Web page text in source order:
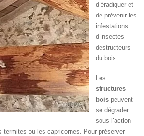
d’éradiquer et
de prévenir les
infestations
d’insectes
destructeurs
du bois.
Les
structures
bois peuvent
se dégrader
sous l’action
termites ou les capricornes. Pour préserver